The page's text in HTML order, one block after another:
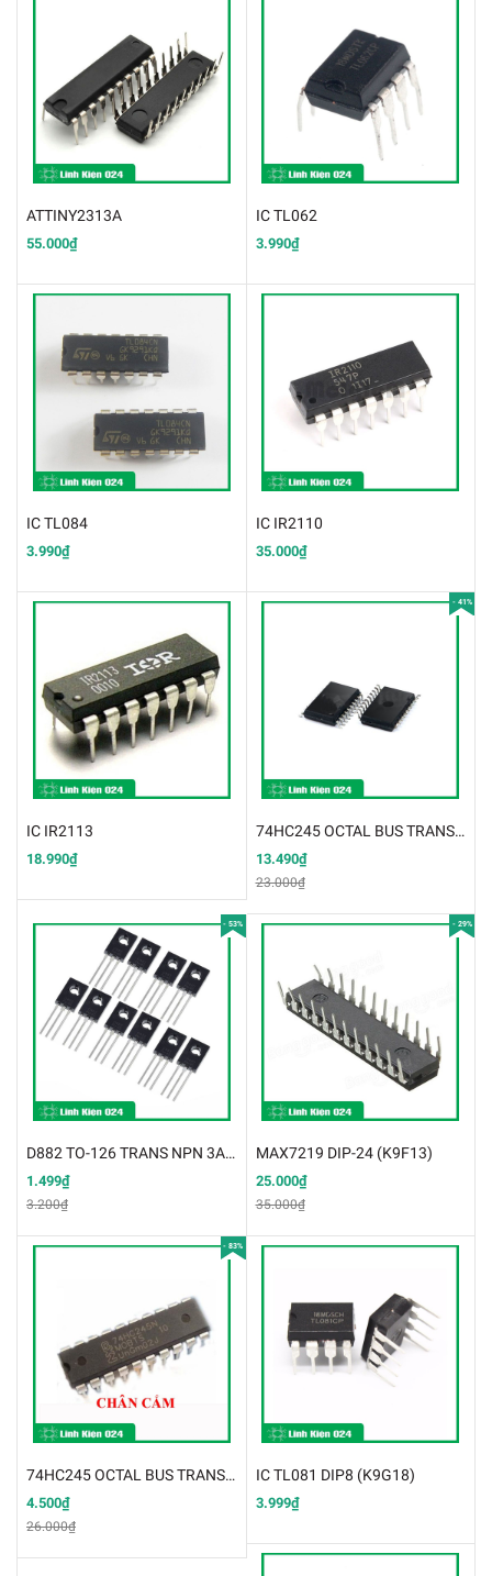
ATTINY2313A
55.000₫
IC TL062
3.990₫
IC TL084
3.990₫
IC IR2110
35.000₫
IC IR2113
18.990₫
- 41%
74HC245 OCTAL BUS TRANSCEIVER TRI-STATE dip20 5.2MM
13.490₫
23.000₫
- 53%
D882 TO-126 TRANS NPN 3A 40V
1.499₫
3.200₫
- 29%
MAX7219 DIP-24 (K9F13)
25.000₫
35.000₫
- 83%
74HC245 OCTAL BUS TRANSCEIVER TRI-STATE SOP20 5.2MM
4.500₫
26.000₫
IC TL081 DIP8 (K9G18)
3.999₫